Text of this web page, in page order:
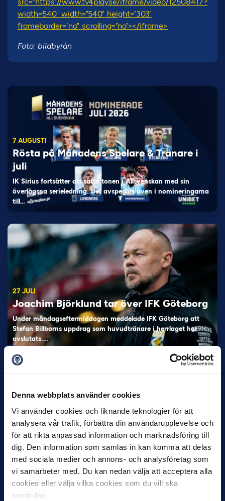
Denna webbplats använder cookies
Vi använder cookies och liknande teknologier för att
analysera vår trafik, förbättra din användarupplevelse och
för att rikta anpassad information och marknadsföring till
dig. Den information som samlas in kan komma att delas
med sociala medier och annons- och analysföretag som
vi samarbeter med. Du kan nedan välja att acceptera alla
cookies eller välja vilka cookies som du vill ska
användas.
width=540" width="540" height="303"
frameborder="no" scrolling="no"></iframe>
Foto: bildbyrån
7 AUGUSTI
Rösta på Månadens Spelare & Tränare i
juli
IK Sirius fortsätter att sätta tonen i Allsvenskan med sin
överlägsna serieledning. Det avspeglas även i nomineringarna
till…
27 JULI
Joachim Björklund tar över IFK Göteborg
Under måndagseftermiddagen meddelade IFK Göteborg att
Stefan Billborns uppdrag som huvudtränare i herrlaget har
avslutats.…
30 JUNI
Helstrup ny tränare i Malmö FF
Inleder mot…